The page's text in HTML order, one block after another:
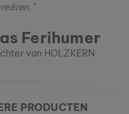
Ferihumer
van HOLZKERN
PRODUCTEN